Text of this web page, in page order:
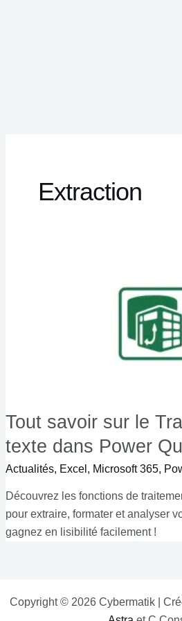
Extraction
Tout savoir sur le
texte dans Power
Actualités, Excel , Microsoft 365,
Découvrez les fonctions de
pour extraire, formater et analyser
gagnez en lisibilité facilement !
Copyright © 2026 Cybermatik |